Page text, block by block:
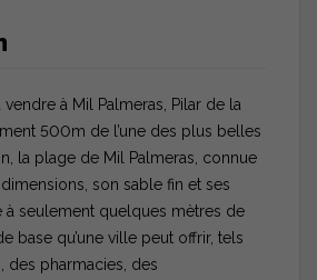
à Mil Palmeras, Pilar de la
500m de l’une des plus belles
la plage de Mil Palmeras, connue
son sable fin et ses
à seulement quelques mètres de
base qu’une ville peut offrir, tels
des pharmacies, des